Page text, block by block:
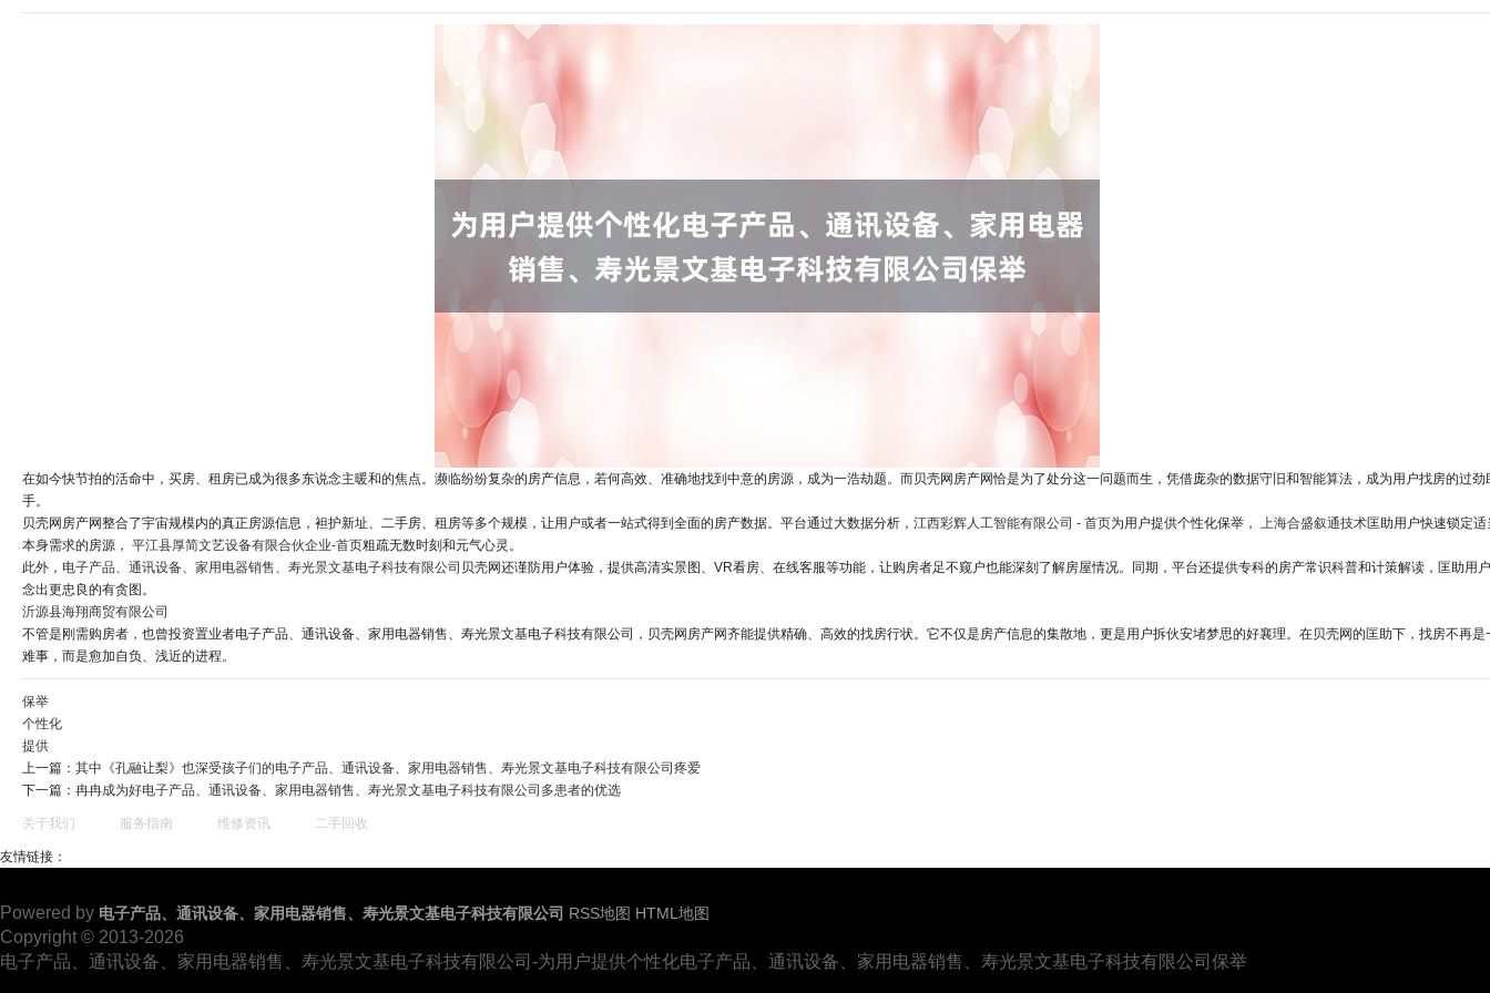
在如今快节拍的活命中，买房、租房已成为很多东说念主暖和的焦点。濒临纷纷复杂的房产信息，若何高效、准确地找到中意的房源，成为一浩劫题。而贝壳网房产网恰是为了处分这一问题而生，凭借庞杂的数据守旧和智能算法，成为用户找房的过劲
手。
贝壳网房产网整合了宇宙规模内的真正房源信息，袒护新址、二手房、租房等多个规模，让用户或者一站式得到全面的房产数据。平台通过大数据分析， 江西彩辉人工智能有限公司 - 首页为用户提供个性化保举， 上海合盛叙通技术匡助用户快速锁定适
本身需求的房源， 平江县厚简文艺设备有限合伙企业-首页粗疏无数时刻和元气心灵。
此外， 电子产品、通讯设备、家用电器销售、寿光景文基电子科技有限公司 贝壳网还谨防用户体验，提供高清实景图、VR看房、在线客服等功能，让购房者足不窥户也能深刻了解房屋情况。同期，平台还提供专科的房产常识科普和计策解读，匡助用
念出更忠良的有贪图。
沂源县海翔商贸有限公司
不管是刚需购房者，也曾投资置业者电子产品、通讯设备、家用电器销售、寿光景文基电子科技有限公司，贝壳网房产网齐能提供精确、高效的找房行状。它不仅是房产信息的集散地，更是用户拆伙安堵梦思的好襄理。在贝壳网的匡助下，找房不再是
难事，而是愈加自负、浅近的进程。
保举
个性化
提供
上一篇： 其中《孔融让梨》也深受孩子们的电子产品、通讯设备、家用电器销售、寿光景文基电子科技有限公司疼爱
下一篇： 冉冉成为好电子产品、通讯设备、家用电器销售、寿光景文基电子科技有限公司多患者的优选
关于我们 服务指南 维修资讯 二手回收
友情链接：
Powered by 电子产品、通讯设备、家用电器销售、寿光景文基电子科技有限公司 RSS地图 HTML地图
Copyright © 2013-2026
电子产品、通讯设备、家用电器销售、寿光景文基电子科技有限公司-为用户提供个性化电子产品、通讯设备、家用电器销售、寿光景文基电子科技有限公司保举